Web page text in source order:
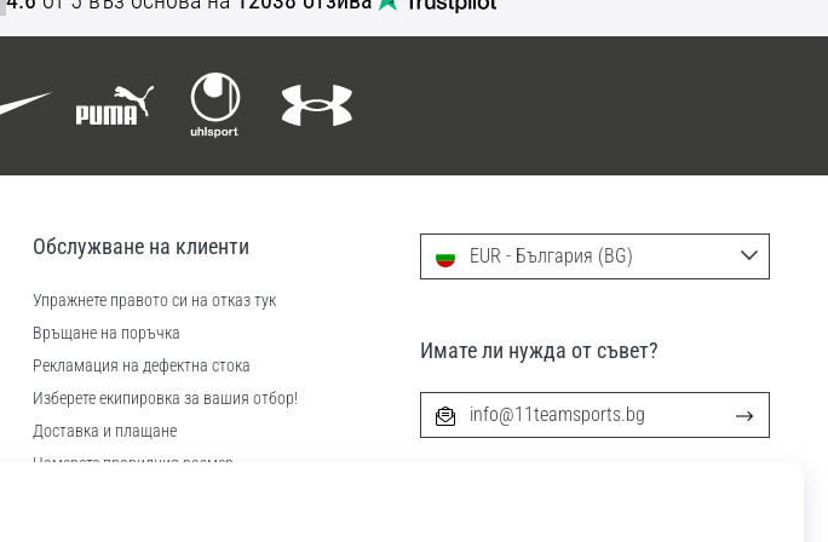
Обслужване на клиенти
Упражнете правото си на отказ тук
Връщане на поръчка
Рекламация на дефектна стока
Изберете екипировка за вашия отбор!
Доставка и плащане
Намерете правилния размер
EUR - България (BG)
Имате ли нужда от съвет?
info@11teamsports.bg